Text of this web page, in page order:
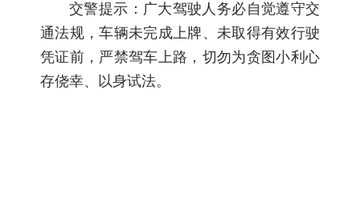
交警提示：广大驾驶人务必自觉遵守交
通法规，车辆未完成上牌、未取得有效行驶
凭证前，严禁驾车上路，切勿为贪图小利心
存侥幸、以身试法。